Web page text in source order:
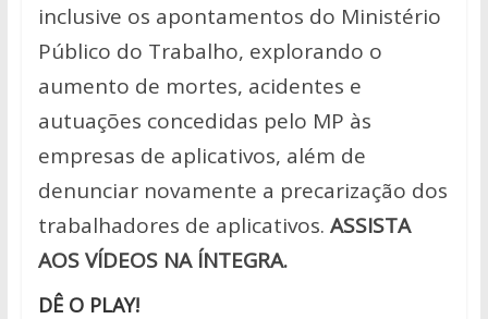
inclusive os apontamentos do Ministério
Público do Trabalho, explorando o
aumento de mortes, acidentes e
autuações concedidas pelo MP às
empresas de aplicativos, além de
denunciar novamente a precarização dos
trabalhadores de aplicativos. ASSISTA
AOS VÍDEOS NA ÍNTEGRA.
DÊ O PLAY!